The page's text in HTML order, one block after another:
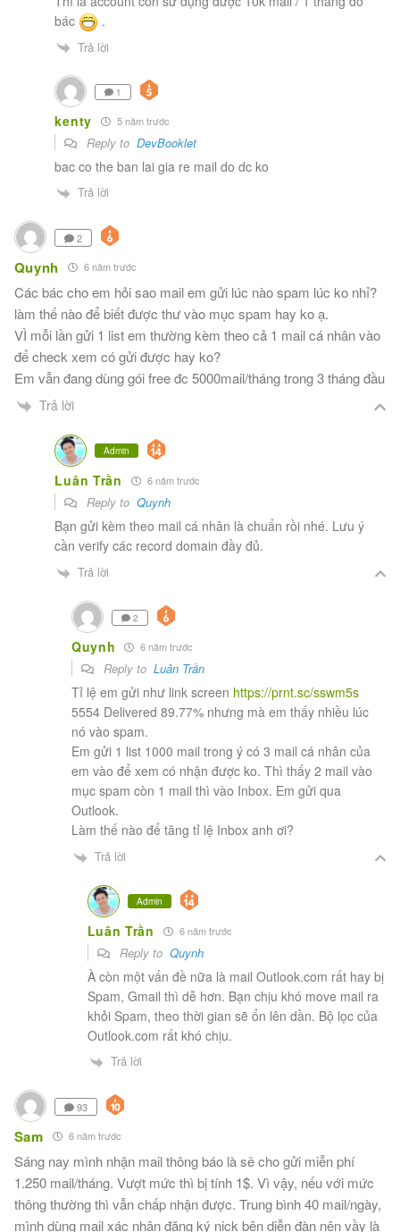
bác
.
Trả lời
1
kenty 5 năm trước
Reply toDevBooklet
bac co the ban lai gia re mail do dc ko
Trả lời
2
Quynh 6 năm trước
Các bác cho em hỏi sao mail em gửi lúc nào spam lúc ko nhỉ?
làm thế nào để biết được thư vào mục spam hay ko ạ.
VÌ mỗi lần gửi 1 list em thường kèm theo cả 1 mail cá nhân vào
để check xem có gửi được hay ko?
Em vẫn đang dùng gói free đc 5000mail/tháng trong 3 tháng đầu
Trả lời
Admin
Luân Trần 6 năm trước
Reply toQuynh
Bạn gửi kèm theo mail cá nhân là chuẩn rồi nhé. Lưu ý
cần verify các record domain đầy đủ.
Trả lời
2
Quynh 6 năm trước
Reply to Luân Trần
Tỉ lệ em gửi như link screen https://prnt.sc/sswm5s
5554 Delivered 89.77% nhưng mà em thấy nhiều lúc
nó vào spam.
Em gửi 1 list 1000 mail trong ý có 3 mail cá nhân của
em vào để xem có nhận được ko. Thì thấy 2 mail vào
mục spam còn 1 mail thì vào Inbox. Em gửi qua
Outlook.
Làm thế nào để tăng tỉ lệ Inbox anh ơi?
Trả lời
Admin
Luân Trần 6 năm trước
Reply to Quynh
À còn một vấn đề nữa là mail Outlook.com rất hay bị
Spam, Gmail thì dễ hơn. Bạn chịu khó move mail ra
khỏi Spam, theo thời gian sẽ ổn lên dần. Bộ lọc của
Outlook.com rất khó chịu.
Trả lời
93
Sam 6 năm trước
Sáng nay mình nhận mail thông báo là sẽ cho gửi miễn phí
1.250 mail/tháng. Vượt mức thì bị tính 1$. Vì vậy, nếu với mức
thông thường thì vẫn chấp nhận được. Trung bình 40 mail/ngày,
mình dùng mail xác nhận đăng ký nick bên diễn đàn nên vầy là